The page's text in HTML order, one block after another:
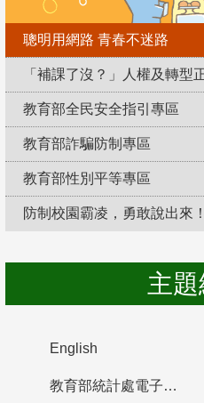
聰明用網路 青春不迷路
「補課了沒？」人權及轉型
教育部全民安全指引專區
教育部詐騙防制專區
教育部性別平等專區
防制校園霸凌，勇敢說出來！
主
English
教育部統計處電子書櫃